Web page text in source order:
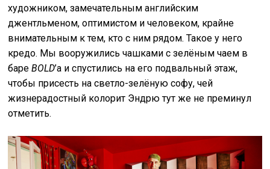
художником, замечательным английским
джентльменом, оптимистом и человеком, крайне
внимательным к тем, кто с ним рядом. Такое у него
кредо. Мы вооружились чашками с зелёным чаем в
бареBOLD’a и спустились на его подвальный этаж,
чтобы присесть на светло-зелёную софу, чей
жизнерадостный колорит Эндрю тут же не преминул
отметить.